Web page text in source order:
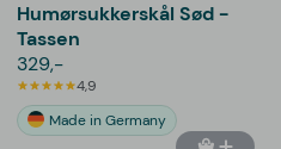
Humørsukkerskål Sød -
Tassen
329,-
4,9
Made in Germany